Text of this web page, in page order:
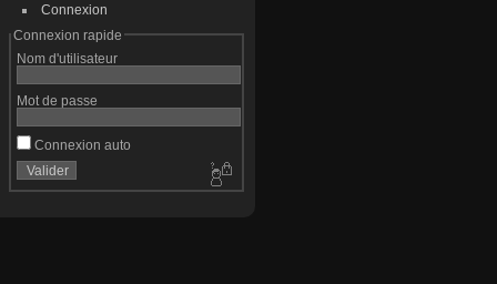
Connexion
Connexion rapide
Nom d'utilisateur
Mot de passe
Connexion auto